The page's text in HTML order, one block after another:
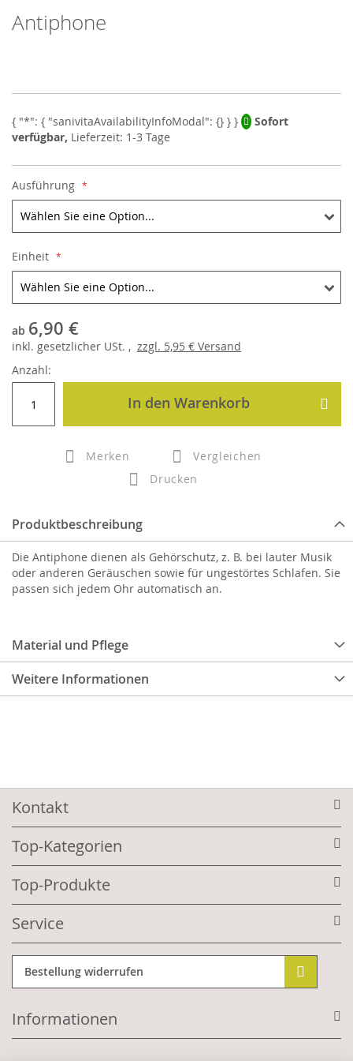
Skip
to
the
images
gallery
Antiphone
Sofort
verfügbar, Lieferzeit: 1-3 Tage
Ausführung
Einheit
ab 6,90 €
inkl. gesetzlicher USt. , zzgl. 5,95 € Versand
Anzahl:
In den Warenkorb
Merken
Vergleichen
Drucken
Produktbeschreibung
Material und Pflege
Weitere Informationen
Die Antiphone dienen als Gehörschutz, z. B. bei lauter Musik
oder anderen Geräuschen sowie für ungestörtes Schlafen. Sie
passen sich jedem Ohr automatisch an.
Kontakt
Top-Kategorien
Top-Produkte
Service
Bestellung widerrufen
Informationen